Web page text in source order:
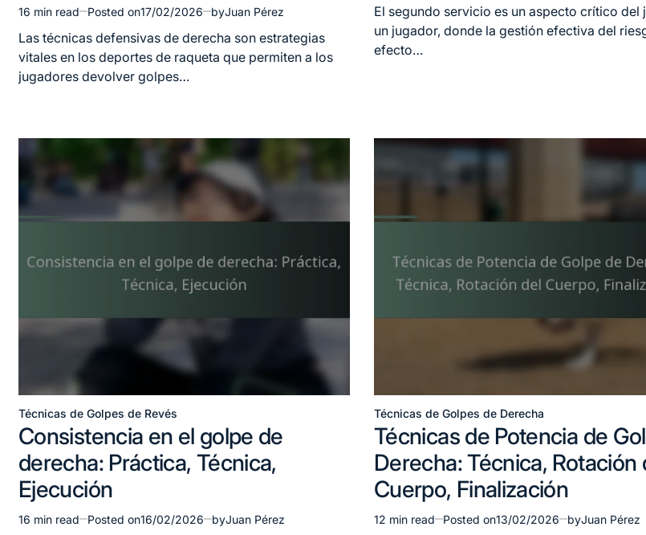
Estimated
read
time
16 min read Posted on17/02/2026 byJuan Pérez
Las técnicas defensivas de derecha son estrategias
vitales en los deportes de raqueta que permiten a los
jugadores devolver golpes…
read
time
El segundo servicio es un aspecto crítico del
un jugador, donde la gestión efectiva del
efecto…
Posted
in
Técnicas de Golpes de Revés
Consistencia en el golpe de
derecha: Práctica, Técnica,
Ejecución
Estimated
16 min read Posted on16/02/2026 byJuan Pérez
Posted
Técnicas de Golpes de Derecha
Técnicas de Potencia de
Derecha: Técnica, Rotación
Cuerpo, Finalización
Estimated
12 min read Posted on13/02/2026 byJuan Pérez